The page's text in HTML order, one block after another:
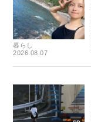
暮らし
2026.08.07